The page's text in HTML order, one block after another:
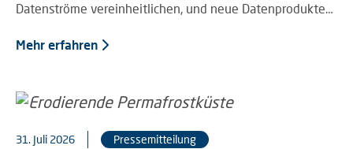
Datenströme vereinheitlichen, und neue Datenprodukte…
Mehr erfahren
31. Juli 2026 Pressemitteilung